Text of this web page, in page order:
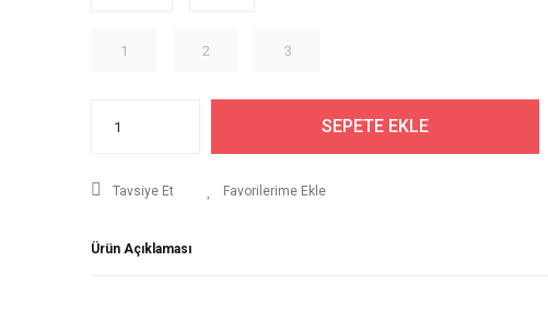
1 2 3
SEPETE EKLE
Tavsiye Et
Ürün Açıklaması